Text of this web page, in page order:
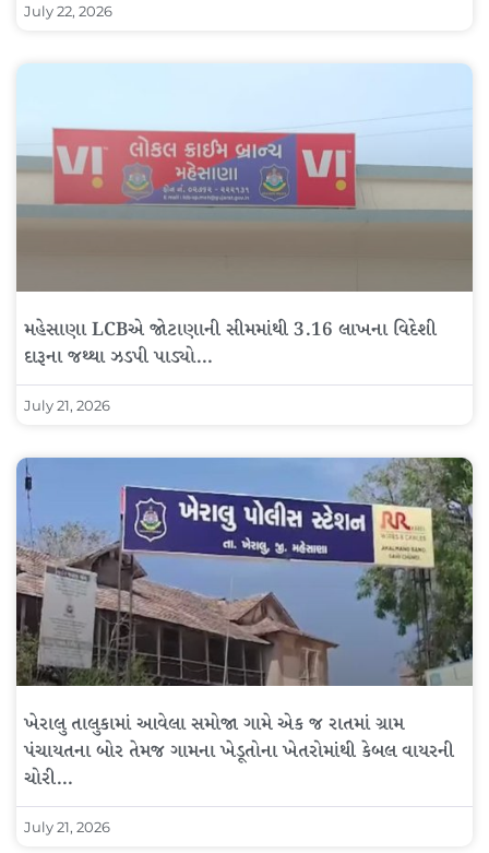
July 22, 2026
મહેસાણા LCBએ જોટાણાની સીમમાંથી 3.16 લાખના વિદેશી
દારૂના જથ્થા ઝડપી પાડ્યો…
July 21, 2026
ખેરાલુ તાલુકામાં આવેલા સમોજા ગામે એક જ રાતમાં ગ્રામ
પંચાયતના બોર તેમજ ગામના ખેડૂતોના ખેતરોમાંથી કેબલ વાયરની
ચોરી…
July 21, 2026